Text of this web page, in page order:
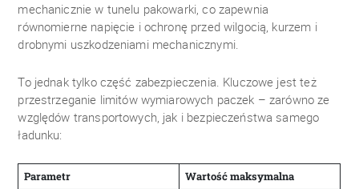
mechanicznie w tunelu pakowarki, co zapewnia
równomierne napięcie i ochronę przed wilgocią, kurzem i
drobnymi uszkodzeniami mechanicznymi.
To jednak tylko część zabezpieczenia. Kluczowe jest też
przestrzeganie limitów wymiarowych paczek – zarówno ze
względów transportowych, jak i bezpieczeństwa samego
ładunku:
Parametr
Wartość maksymalna